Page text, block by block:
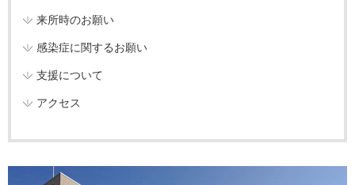
来所時のお願い
感染症に関するお願い
支援について
アクセス